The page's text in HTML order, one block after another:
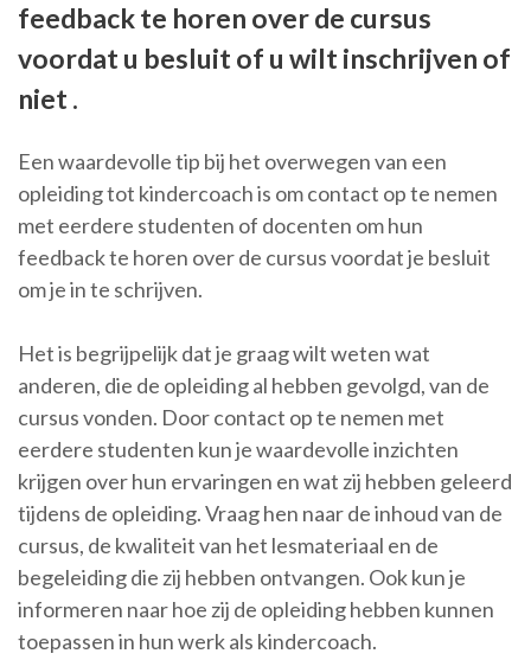
feedback te horen over de cursus
voordat u besluit of u wilt inschrijven of
niet .
Een waardevolle tip bij het overwegen van een
opleiding tot kindercoach is om contact op te nemen
met eerdere studenten of docenten om hun
feedback te horen over de cursus voordat je besluit
om je in te schrijven.
Het is begrijpelijk dat je graag wilt weten wat
anderen, die de opleiding al hebben gevolgd, van de
cursus vonden. Door contact op te nemen met
eerdere studenten kun je waardevolle inzichten
krijgen over hun ervaringen en wat zij hebben geleerd
tijdens de opleiding. Vraag hen naar de inhoud van de
cursus, de kwaliteit van het lesmateriaal en de
begeleiding die zij hebben ontvangen. Ook kun je
informeren naar hoe zij de opleiding hebben kunnen
toepassen in hun werk als kindercoach.